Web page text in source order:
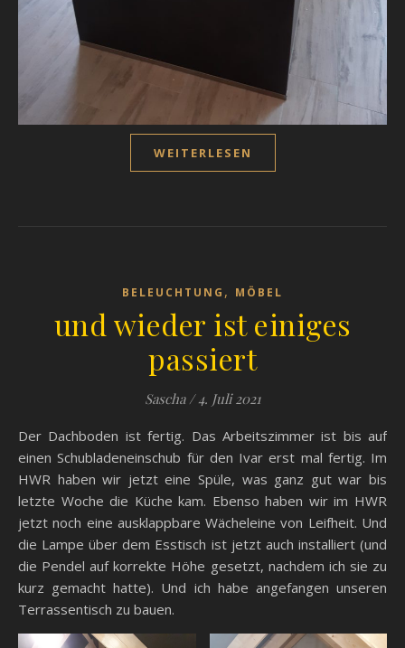
WEITERLESEN
BELEUCHTUNG , MÖBEL
und wieder ist einiges
passiert
Sascha / 4. Juli 2021
Der Dachboden ist fertig. Das Arbeitszimmer ist bis auf
einen Schubladeneinschub für den Ivar erst mal fertig. Im
HWR haben wir jetzt eine Spüle, was ganz gut war bis
letzte Woche die Küche kam. Ebenso haben wir im HWR
jetzt noch eine ausklappbare Wächeleine von Leifheit. Und
die Lampe über dem Esstisch ist jetzt auch installiert (und
die Pendel auf korrekte Höhe gesetzt, nachdem ich sie zu
kurz gemacht hatte). Und ich habe angefangen unseren
Terrassentisch zu bauen.